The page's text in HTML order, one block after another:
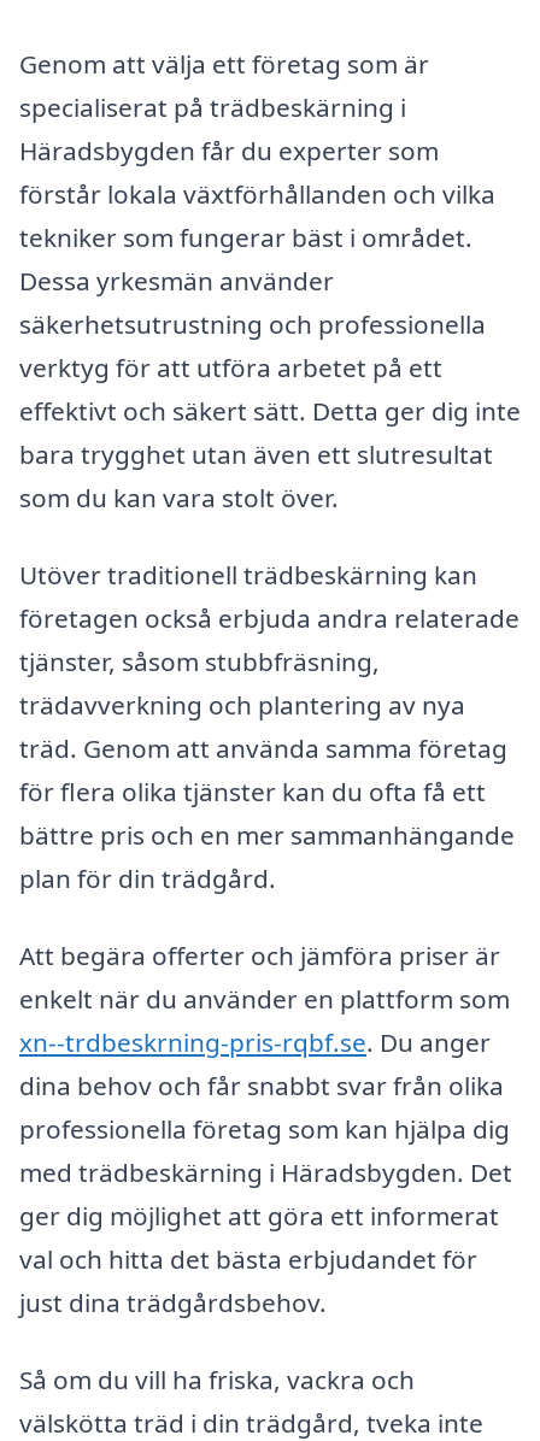
Genom att välja ett företag som är
specialiserat på trädbeskärning i
Häradsbygden får du experter som
förstår lokala växtförhållanden och vilka
tekniker som fungerar bäst i området.
Dessa yrkesmän använder
säkerhetsutrustning och professionella
verktyg för att utföra arbetet på ett
effektivt och säkert sätt. Detta ger dig inte
bara trygghet utan även ett slutresultat
som du kan vara stolt över.
Utöver traditionell trädbeskärning kan
företagen också erbjuda andra relaterade
tjänster, såsom stubbfräsning,
trädavverkning och plantering av nya
träd. Genom att använda samma företag
för flera olika tjänster kan du ofta få ett
bättre pris och en mer sammanhängande
plan för din trädgård.
Att begära offerter och jämföra priser är
enkelt när du använder en plattform som
xn--trdbeskrning-pris-rqbf.se. Du anger
dina behov och får snabbt svar från olika
professionella företag som kan hjälpa dig
med trädbeskärning i Häradsbygden. Det
ger dig möjlighet att göra ett informerat
val och hitta det bästa erbjudandet för
just dina trädgårdsbehov.
Så om du vill ha friska, vackra och
välskötta träd i din trädgård, tveka inte